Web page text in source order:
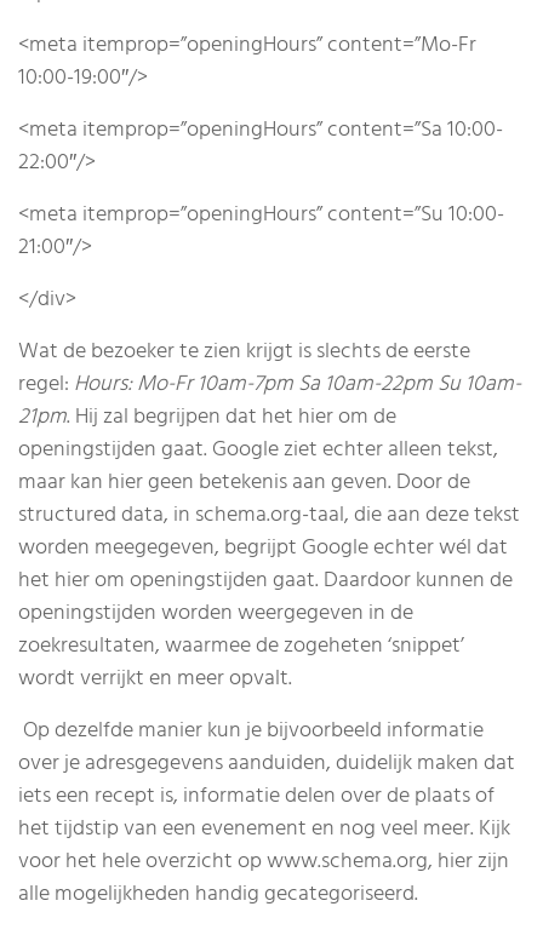
<meta itemprop=”openingHours” content=”Mo-Fr
10:00-19:00″/>
<meta itemprop=”openingHours” content=”Sa 10:00-
22:00″/>
<meta itemprop=”openingHours” content=”Su 10:00-
21:00″/>
</div>
Wat de bezoeker te zien krijgt is slechts de eerste
regel: Hours: Mo-Fr 10am-7pm Sa 10am-22pm Su 10am-
21pm. Hij zal begrijpen dat het hier om de
openingstijden gaat. Google ziet echter alleen tekst,
maar kan hier geen betekenis aan geven. Door de
structured data, in schema.org-taal, die aan deze tekst
worden meegegeven, begrijpt Google echter wél dat
het hier om openingstijden gaat. Daardoor kunnen de
openingstijden worden weergegeven in de
zoekresultaten, waarmee de zogeheten ‘snippet’
wordt verrijkt en meer opvalt.
Op dezelfde manier kun je bijvoorbeeld informatie
over je adresgegevens aanduiden, duidelijk maken dat
iets een recept is, informatie delen over de plaats of
het tijdstip van een evenement en nog veel meer. Kijk
voor het hele overzicht op www.schema.org, hier zijn
alle mogelijkheden handig gecategoriseerd.